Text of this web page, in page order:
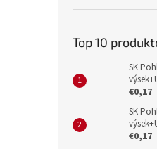
Top 10
SK
€0,17
SK
€0,17